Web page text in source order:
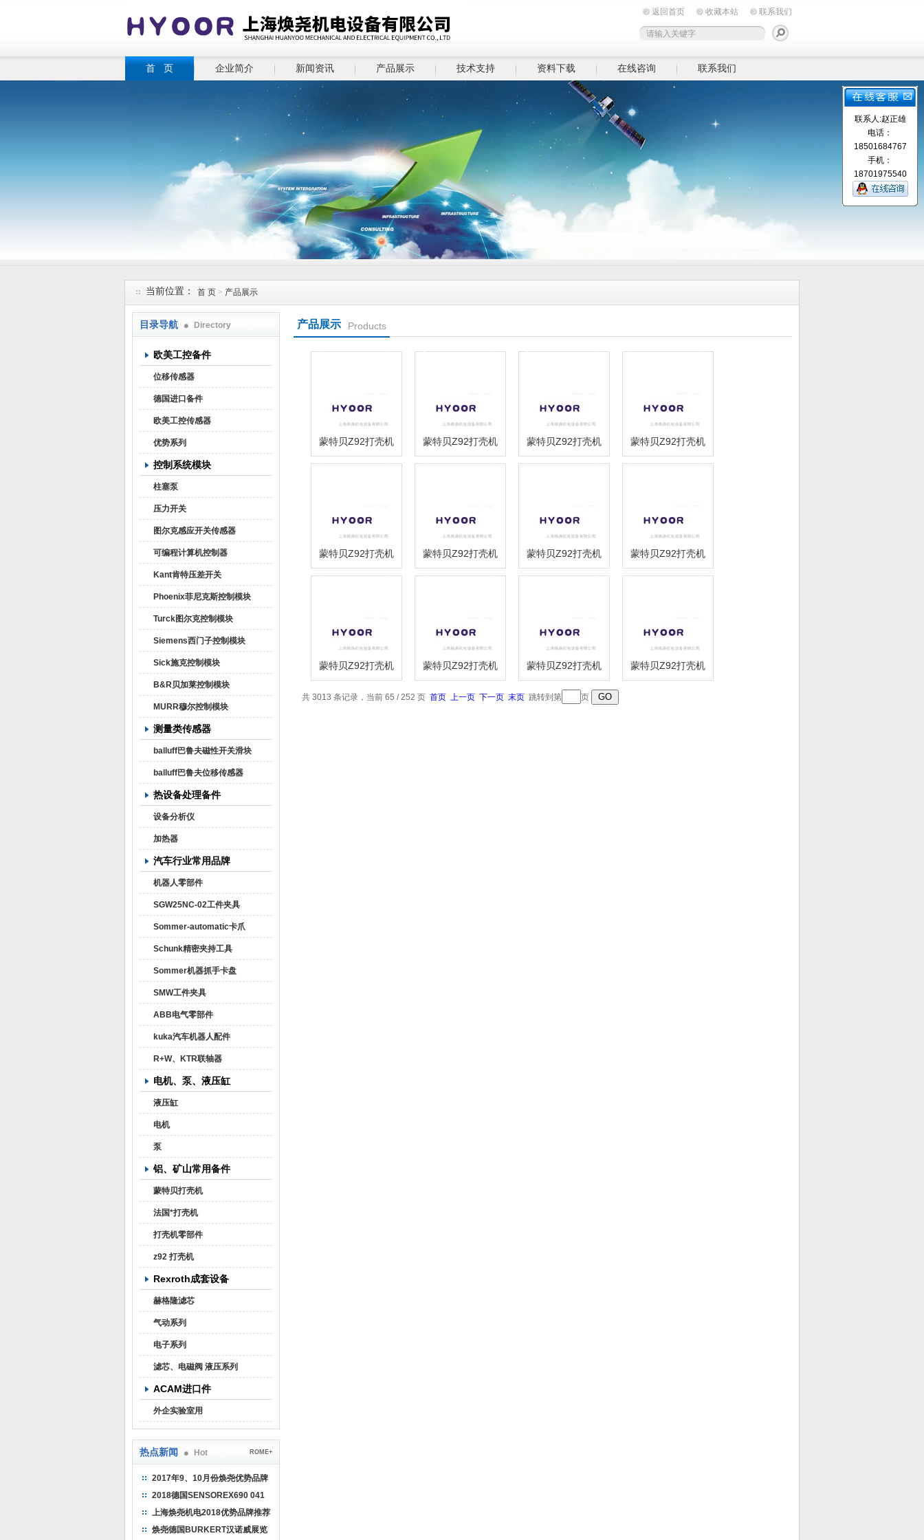
返回首页 收藏本站 联系我们
首 页 企业简介 新闻资讯 产品展示 技术支持 资料下载 在线咨询 联系我们
当前位置： 首 页 > 产品展示
目录导航 Directory
欧美工控备件
位移传感器
德国进口备件
欧美工控传感器
优势系列
控制系统模块
柱塞泵
压力开关
图尔克感应开关传感器
可编程计算机控制器
Kant肯特压差开关
Phoenix菲尼克斯控制模块
Turck图尔克控制模块
Siemens西门子控制模块
Sick施克控制模块
B&R贝加莱控制模块
MURR穆尔控制模块
测量类传感器
balluff巴鲁夫磁性开关滑块
balluff巴鲁夫位移传感器
热设备处理备件
设备分析仪
加热器
汽车行业常用品牌
机器人零部件
SGW25NC-02工件夹具
Sommer-automatic卡爪
Schunk精密夹持工具
Sommer机器抓手卡盘
SMW工件夹具
ABB电气零部件
kuka汽车机器人配件
R+W、KTR联轴器
电机、泵、液压缸
液压缸
电机
泵
铝、矿山常用备件
蒙特贝打壳机
法国*打壳机
打壳机零部件
z92 打壳机
Rexroth成套设备
赫格隆滤芯
气动系列
电子系列
滤芯、电磁阀 液压系列
ACAM进口件
外企实验室用
热点新闻 Hot ROME+
2017年9、10月份焕尧优势品牌
推荐
2018德国SENSOREX690 041
415 D
上海焕尧机电2018优势品牌推荐
焕尧德国BURKERT汉诺威展览
产品展示 Products
蒙特贝Z92打壳机
优势供应baumer
蒙特贝Z92打壳机
优势供应balluff
蒙特贝Z92打壳机
优势供应ATOS QV-
蒙特贝Z92打壳机
优势供应ATB
蒙特贝Z92打壳机
优势供应ASCO
蒙特贝Z92打壳机
优势供应Ametek
蒙特贝Z92打壳机
优势供应ALBANY
蒙特贝Z92打壳机
优势供应Ahlborn
蒙特贝Z92打壳机
Type:AM100LT4;
蒙特贝Z92打壳机
ABUS 5T 2T
蒙特贝Z92打壳机
DSDI110A
蒙特贝Z92打壳机
共 3013 条记录，当前 65 / 252 页 首页 上一页 下一页 末页跳转到第 页
联系人:赵正雄
电话：
18501684767
手机：
18701975540